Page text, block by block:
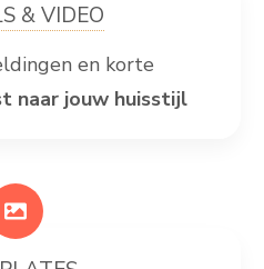
& VIDEO
en korte
naar jouw huisstijl